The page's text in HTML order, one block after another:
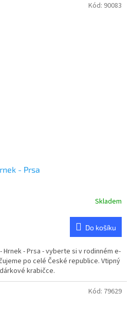
- Prsa
Skladem
Do košíku
- Prsa - vyberte si v rodinném e-
po celé České republice. Vtipný
krabičce.
Kód: 90083
Kód: 79629